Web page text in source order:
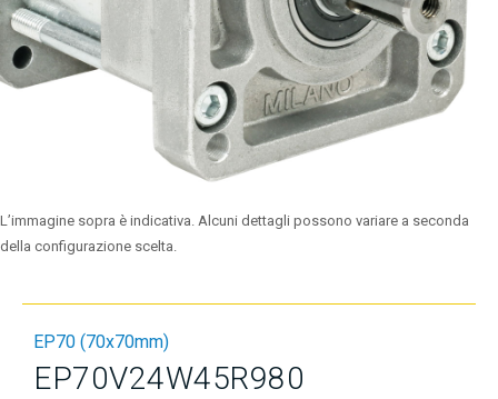
L’immagine sopra è indicativa. Alcuni dettagli possono variare a seconda
della configurazione scelta.
EP70 (70x70mm)
EP70V24W45R980